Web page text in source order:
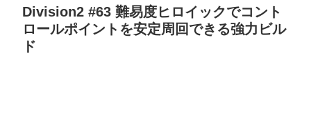
Division2 #63 難易度ヒロイックでコント
ロールポイントを安定周回できる強力ビル
ド